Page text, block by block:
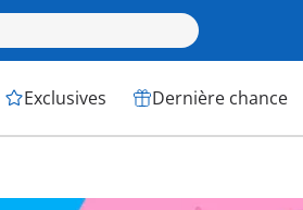
Exclusives Dernière chance